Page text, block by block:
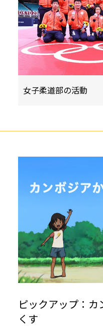
女子柔道部の活動
ピックアップ：
くす